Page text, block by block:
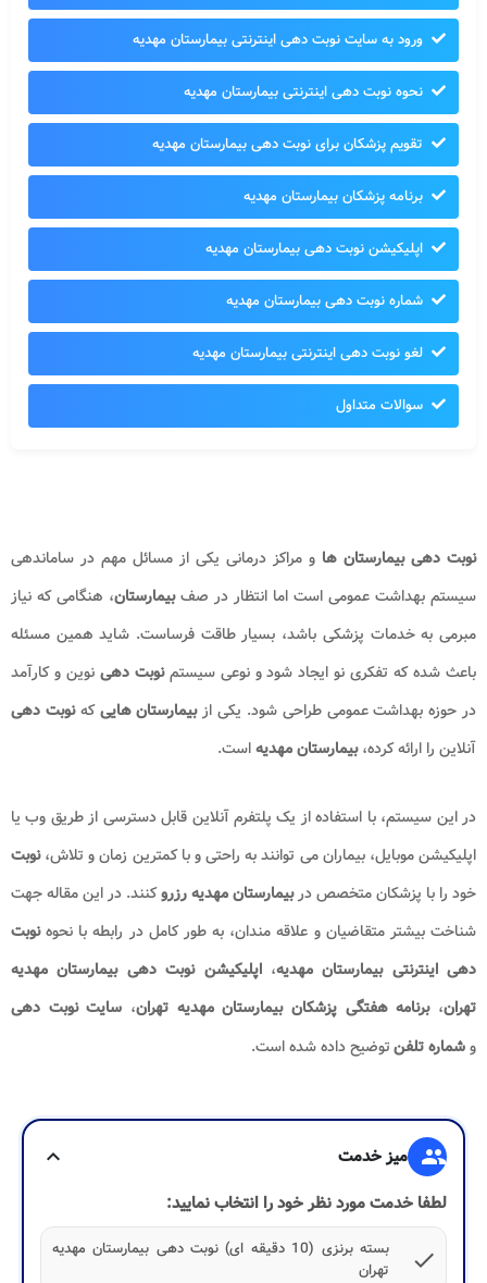
ورود به سایت نوبت دهی اینترنتی بیمارستان مهدیه
نحوه نوبت دهی اینترنتی بیمارستان مهدیه
تقویم پزشکان برای نوبت دهی بیمارستان مهدیه
برنامه پزشکان بیمارستان مهدیه
اپلیکیشن نوبت دهی بیمارستان مهدیه
شماره نوبت دهی بیمارستان مهدیه
لغو نوبت دهی اینترنتی بیمارستان مهدیه
سوالات متداول
نوبت دهی بیمارستان ها و مراکز درمانی یکی از مسائل مهم در ساماندهی
سیستم بهداشت عمومی است اما انتظار در صفبیمارستان، هنگامی که نیاز
مبرمی به خدمات پزشکی باشد، بسیار طاقت فرساست. شاید همین مسئله
باعث شده که تفکری نو ایجاد شود و نوعی سیستمنوبت دهی نوین و کارآمد
در حوزه بهداشت عمومی طراحی شود. یکی ازبیمارستان هاییکهنوبت دهی
آنلاین را ارائه کرده،بیمارستان مهدیهاست.
در این سیستم، با استفاده از یک پلتفرم آنلاین قابل دسترسی از طریق وب یا
اپلیکیشن موبایل، بیماران می توانند به راحتی و با کمترین زمان و تلاش،نوبت
خود را با پزشکان متخصص دربیمارستان مهدیهرزروکنند. در این مقاله جهت
شناخت بیشتر متقاضیان و علاقه مندان، به طور کامل در رابطه با نحوهنوبت
دهی اینترنتی بیمارستان مهدیه، اپلیکیشن نوبت دهی بیمارستان مهدیه
تهران،برنامه هفتگی پزشکان بیمارستان مهدیه تهران، سایت نوبت دهی
وشماره تلفنتوضیح داده شده است.
group میز خدمت
expand_more
لطفا خدمت مورد نظر خود را انتخاب نمایید:
check
بسته برنزی (10 دقیقه ای) نوبت دهی بیمارستان مهدیه
تهران